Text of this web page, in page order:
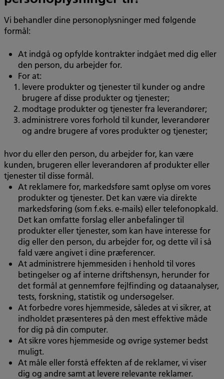
Vi behandler dine personoplysninger med følgende
formål:
At indgå og opfylde kontrakter indgået med dig eller
den person, du arbejder for.
For at:
levere produkter og tjenester til kunder og andre
brugere af disse produkter og tjenester;
modtage produkter og tjenester fra leverandører;
administrere vores forhold til kunder, leverandører
og andre brugere af vores produkter og tjenester;
hvor du eller den person, du arbejder for, kan være
kunden, brugeren eller leverandøren af produkter eller
tjenester til disse formål.
At reklamere for, markedsføre samt oplyse om vores
produkter og tjenester. Det kan være via direkte
markedsføring (som f.eks. e-mails) eller telefonopkald.
Det kan omfatte forslag eller anbefalinger til
produkter eller tjenester, som kan have interesse for
dig eller den person, du arbejder for, og dette vil i så
fald være angivet i dine præferencer.
At administrere hjemmesiden i henhold til vores
betingelser og af interne driftshensyn, herunder for
det formål at gennemføre fejlfinding og dataanalyser,
tests, forskning, statistik og undersøgelser.
At forbedre vores hjemmeside, således at vi sikrer, at
indholdet præsenteres på den mest effektive måde
for dig på din computer.
At sikre vores hjemmeside og øvrige systemer bedst
muligt.
At måle eller forstå effekten af de reklamer, vi viser
dig og andre samt at levere relevante reklamer.